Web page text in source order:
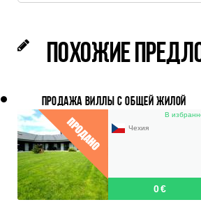
ПОХОЖИЕ
ПРОДАЖА ВИЛЛЫ С ОБЩЕЙ ЖИЛОЙ
ПЛОЩАДЬЮ 255 M2, УЧАСТОК 1 345 M2,
ПРАГА-ЕСЕНИЦЕ, ЗДИМНЕРЖИЦЕ
В
Чехия
0 €